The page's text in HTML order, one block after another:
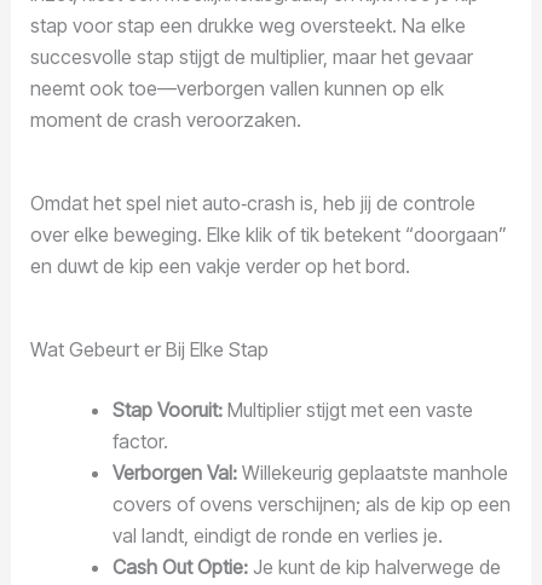
stap voor stap een drukke weg oversteekt. Na elke
succesvolle stap stijgt de multiplier, maar het gevaar
neemt ook toe—verborgen vallen kunnen op elk
moment de crash veroorzaken.
Omdat het spel niet auto‑crash is, heb jij de controle
over elke beweging. Elke klik of tik betekent “doorgaan”
en duwt de kip een vakje verder op het bord.
Wat Gebeurt er Bij Elke Stap
Stap Vooruit:Multiplier stijgt met een vaste
factor.
Verborgen Val:Willekeurig geplaatste manhole
covers of ovens verschijnen; als de kip op een
val landt, eindigt de ronde en verlies je.
Cash Out Optie:Je kunt de kip halverwege de